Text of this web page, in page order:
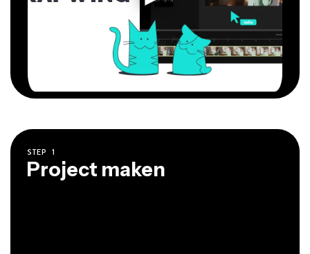
STEP 1
Project maken